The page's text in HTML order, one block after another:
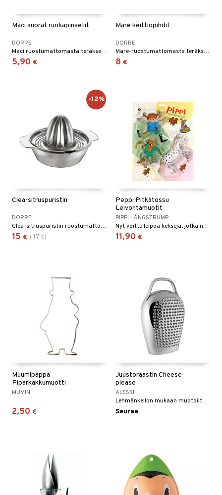
Maci suorat ruokapinsetit
DORRE
Maci ruostumattomasta teräksestä valmistetut keittiöpihdit tarjoavat tarkan hallinnan keittiössä.
5,90 €
Mare keittiöpihdit
DORRE
Mare-ruostumattomasta teräksestä valmistetut keittiöpihdit tarjoavat tarkkuutta ja hallintaa sekä paistamiseen että annosteluun.
8 €
Clea-sitruspuristin
DORRE
Clea-sitruspuristin ruostumattomasta teräksestä tarjoaa tehokkaan mehunpuristuksen sitruunasta, limestä ja appelsiinista.
15 € ( 17 €)
-12%
Peppi Pitkätossu
Leivontamuotit
PIPPI LÅNGSTRUMP
Nyt voitte leipoa keksejä, jotka näyttävät Peppi Pitkätossulta ja hänen ystäviltään!
11,90 €
Muumipappa
Piparkakkumuotti
MUMIN
2,50 €
Juustoraastin Cheese
please
ALESSI
Lehmänkellon mukaan muotoiltu juustoraastin 18/10 kiiltävää ruostumatonta terästä.
Seuraa